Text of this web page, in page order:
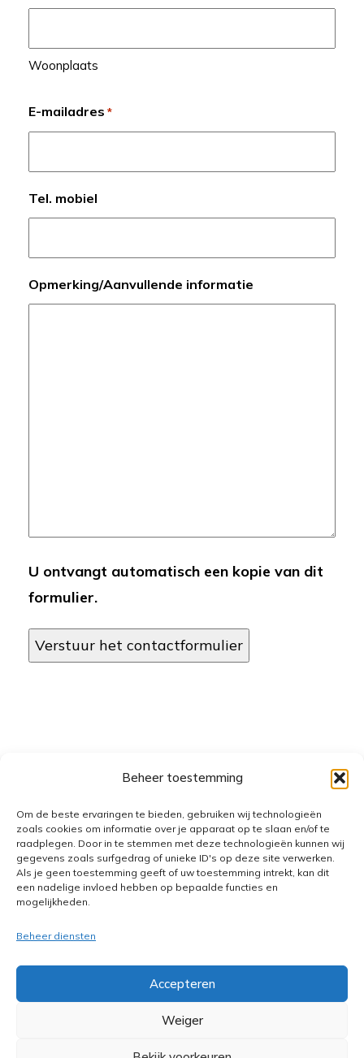
Beheer toestemming
Om de beste ervaringen te bieden, gebruiken wij technologieën
zoals cookies om informatie over je apparaat op te slaan en/of te
raadplegen. Door in te stemmen met deze technologieën kunnen wij
gegevens zoals surfgedrag of unieke ID's op deze site verwerken.
Als je geen toestemming geeft of uw toestemming intrekt, kan dit
een nadelige invloed hebben op bepaalde functies en
mogelijkheden.
Beheer diensten
Accepteren
Weiger
Woonplaats
E-mailadres *
Tel. mobiel
Opmerking/Aanvullende informatie
U ontvangt automatisch een kopie van dit
formulier.